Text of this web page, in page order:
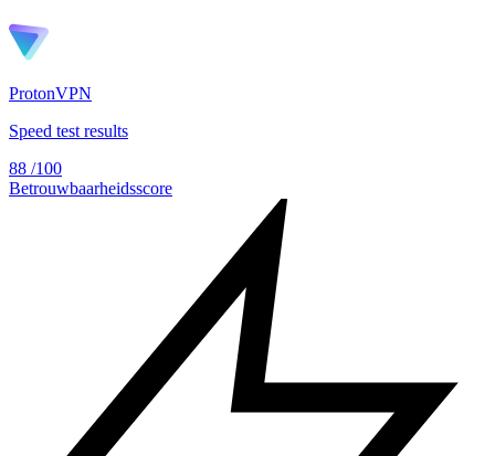
ProtonVPN
Speed test results
88 /100
Betrouwbaarheidsscore